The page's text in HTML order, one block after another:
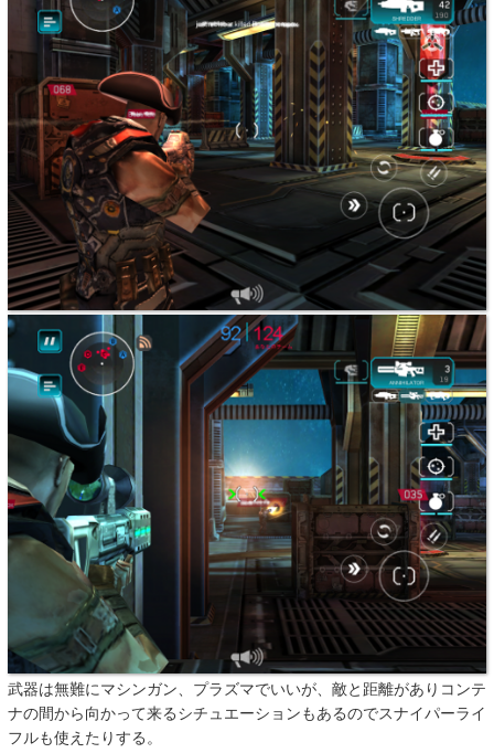
武器は無難にマシンガン、プラズマでいいが、敵と距離がありコンテ
ナの間から向かって来るシチュエーションもあるのでスナイパーライ
フルも使えたりする。